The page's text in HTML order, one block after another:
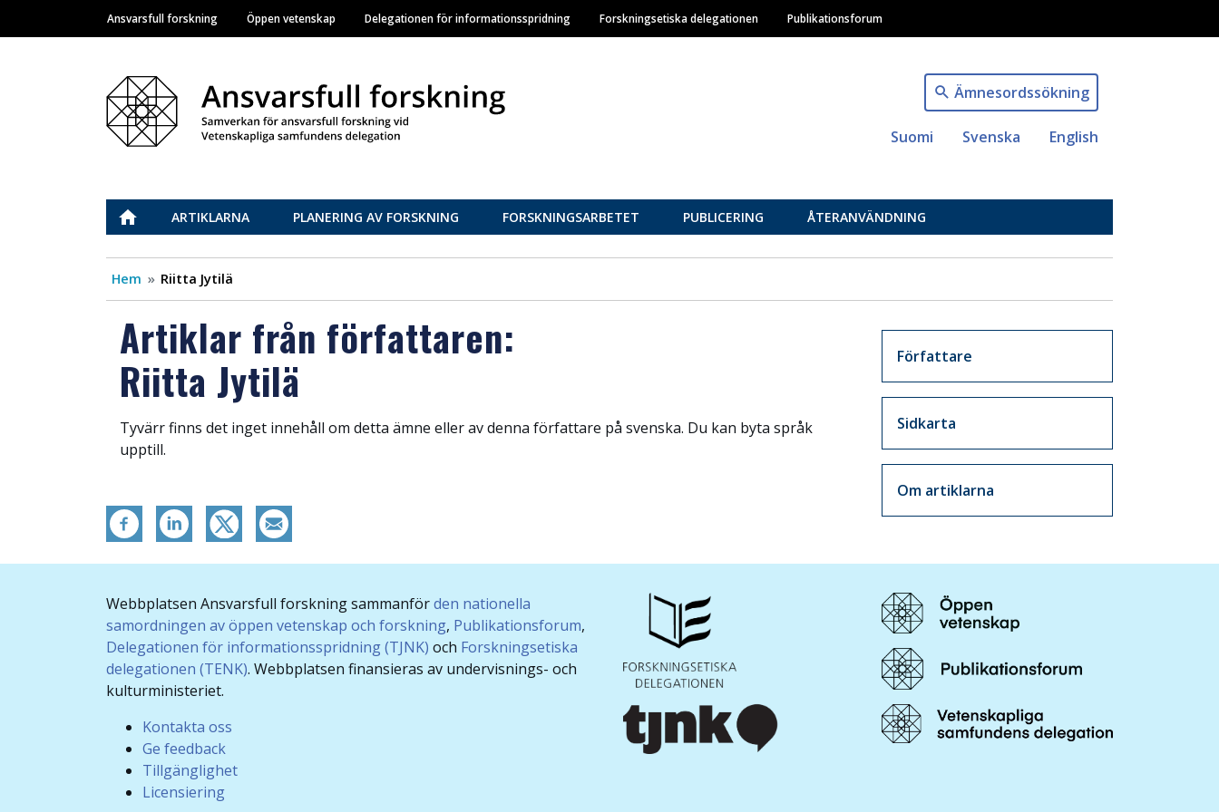
Hoppa
till
Main navigation
Ansvarsfull forskning Öppen vetenskap Delegationen för informationsspridning Forskningsetiska delegationen Publikationsforum
Ämnesordssökning
Suomi Svenska English
Vastuullinen tiede
ETUSIVUARTIKLARNA PLANERING AV FORSKNING FORSKNINGSARBETET PUBLICERING ÅTERANVÄNDNING
Hem Riitta Jytilä
Artiklar från författaren:
Riitta Jytilä
Tyvärr finns det inget innehåll om detta ämne eller av denna författare på svenska. Du kan byta språk
upptill.
Författare
Sidkarta
Om artiklarna
Webbplatsen Ansvarsfull forskning sammanförden nationella
samordningen av öppen vetenskap och forskning, Publikationsforum,
Delegationen för informationsspridning (TJNK) och Forskningsetiska
delegationen (TENK). Webbplatsen finansieras av undervisnings- och
kulturministeriet.
Kontakta oss
Ge feedback
Tillgänglighet
Licensiering